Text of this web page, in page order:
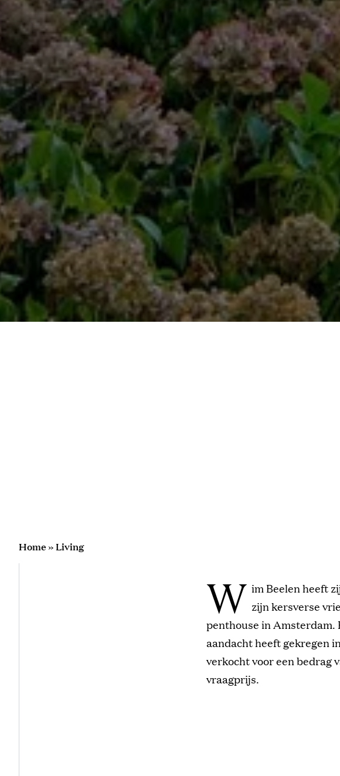
Home»Living
W im Beelen heeft
zijn kersverse
penthouse in Amsterdam.
aandacht heeft gekregen
verkocht voor een bedrag
vraagprijs.